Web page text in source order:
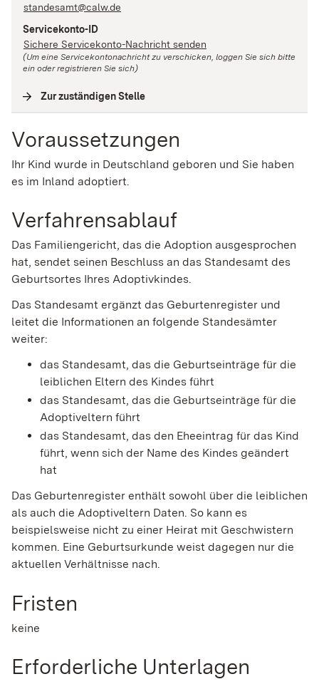
standesamt@calw.de
Servicekonto-ID
Sichere Servicekonto-Nachricht senden
(Um eine Servicekontonachricht zu verschicken, loggen Sie sich bitte
ein oder registrieren Sie sich)
Zur zuständigen Stelle
Voraussetzungen
Ihr Kind wurde in Deutschland geboren und Sie haben
es im Inland adoptiert.
Verfahrensablauf
Das Familiengericht, das die Adoption ausgesprochen
hat, sendet seinen Beschluss an das Standesamt des
Geburtsortes Ihres Adoptivkindes.
Das Standesamt ergänzt das Geburtenregister und
leitet die Informationen an folgende Standesämter
weiter:
das Standesamt, das die Geburtseinträge für die
leiblichen Eltern des Kindes führt
das Standesamt, das die Geburtseinträge für die
Adoptiveltern führt
das Standesamt, das den Eheeintrag für das Kind
führt, wenn sich der Name des Kindes geändert
hat
Das Geburtenregister enthält sowohl über die leiblichen
als auch die Adoptiveltern Daten. So kann es
beispielsweise nicht zu einer Heirat mit Geschwistern
kommen. Eine Geburtsurkunde weist dagegen nur die
aktuellen Verhältnisse nach.
Fristen
keine
Erforderliche Unterlagen